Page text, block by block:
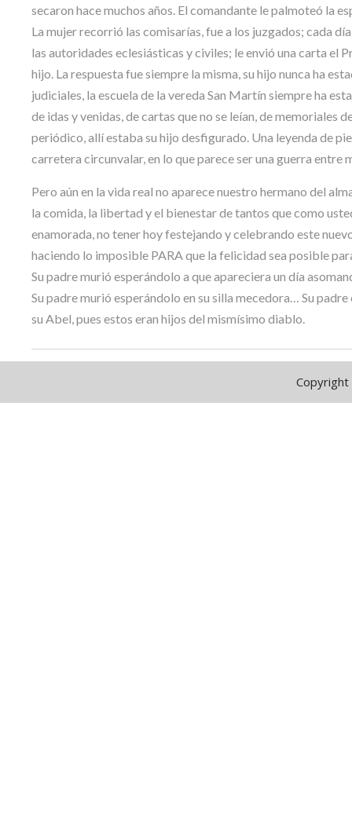
secaron hace muchos años. El comandante le palmoteó la
La mujer recorrió las comisarías, fue a los juzgados; cada
las autoridades eclesiásticas y civiles; le envió una carta el
hijo. La respuesta fue siempre la misma, su hijo nunca ha
judiciales, la escuela de la vereda San Martín siempre ha
de idas y venidas, de cartas que no se leían, de memoriales
periódico, allí estaba su hijo desfigurado. Una leyenda de
carretera circunvalar, en lo que parece ser una guerra entre
Pero aún en la vida real no aparece nuestro hermano del
la comida, la libertad y el bienestar de tantos que como
enamorada, no tener hoy festejando y celebrando este
haciendo lo imposible PARA que la felicidad sea posible
Su padre murió esperándolo a que apareciera un día
Su padre murió esperándolo en su silla mecedora… Su
su Abel, pues estos eran hijos del mismísimo diablo.
Copyright